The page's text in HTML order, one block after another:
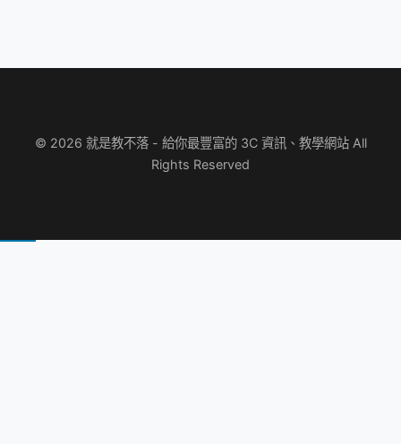
© 2026 就是教不落 - 給你最豐富的 3C 資訊、教學網站 All
Rights Reserved